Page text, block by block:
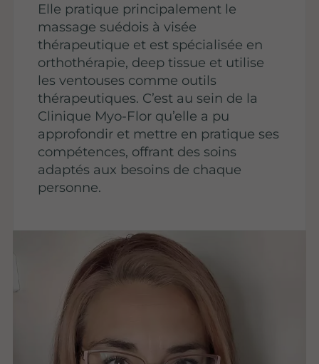
Elle pratique principalement le
massage suédois à visée
thérapeutique et est spécialisée en
orthothérapie, deep tissue et utilise
les ventouses comme outils
thérapeutiques. C’est au sein de la
Clinique Myo-Flor qu’elle a pu
approfondir et mettre en pratique ses
compétences, offrant des soins
adaptés aux besoins de chaque
personne.